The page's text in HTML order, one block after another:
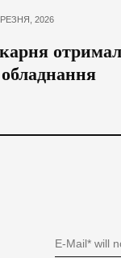
2026
обладнання